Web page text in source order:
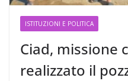
ISTITUZIONI E POLITICA
Ciad, missione
realizzato il